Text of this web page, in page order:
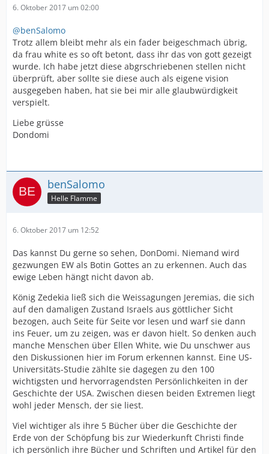
6. Oktober 2017 um 02:00
@benSalomo
Trotz allem bleibt mehr als ein fader beigeschmach übrig,
da frau white es so oft betont, dass ihr das von gott gezeigt
wurde. Ich habe jetzt diese abgrschriebenen stellen nicht
überprüft, aber sollte sie diese auch als eigene vision
ausgegeben haben, hat sie bei mir alle glaubwürdigkeit
verspielt.
Liebe grüsse
Dondomi
benSalomo
Helle Flamme
6. Oktober 2017 um 12:52
Das kannst Du gerne so sehen, DonDomi. Niemand wird
gezwungen EW als Botin Gottes an zu erkennen. Auch das
ewige Leben hängt nicht davon ab.
König Zedekia ließ sich die Weissagungen Jeremias, die sich
auf den damaligen Zustand Israels aus göttlicher Sicht
bezogen, auch Seite für Seite vor lesen und warf sie dann
ins Feuer, um zu zeigen, was er davon hielt. So denken auch
manche Menschen über Ellen White, wie Du unschwer aus
den Diskussionen hier im Forum erkennen kannst. Eine US-
Universitäts-Studie zählte sie dagegen zu den 100
wichtigsten und hervorragendsten Persönlichkeiten in der
Geschichte der USA. Zwischen diesen beiden Extremen liegt
wohl jeder Mensch, der sie liest.
Viel wichtiger als ihre 5 Bücher über die Geschichte der
Erde von der Schöpfung bis zur Wiederkunft Christi finde
ich persönlich ihre Bücher und Schriften und Artikel für den